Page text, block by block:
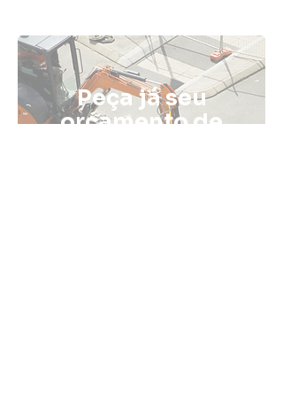
Peça já seu
orçamento de